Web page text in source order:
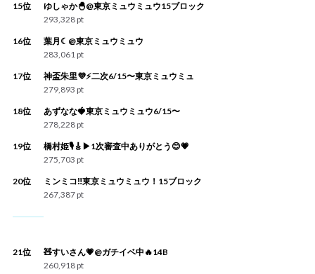
15位
ゆしゃか🐣@東京ミュウミュウ15ブロック
293,328 pt
16位
葉月☾@東京ミュウミュウ
283,061 pt
17位
神盃朱里💜⚡️二次6/15〜東京ミュウミュ
279,893 pt
18位
あずなな🍓東京ミュウミュウ6/15〜
278,228 pt
19位
橋村姫🎙🎸▶︎1次審査中ありがとう😊💗
275,703 pt
20位
ミンミコ‼️東京ミュウミュウ！15ブロック
267,387 pt
21位
🧸すいさん💗@ガチイベ中🔥14B
260,918 pt